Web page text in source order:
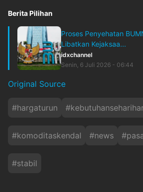
Berita Pilihan
Proses Penyehatan
Libatkan Kejaksaa...
idxchannel
Senin, 6 Juli 2026 - 06:44
Original Source
#hargaturun #
#komoditaskendal #news #
#stabil